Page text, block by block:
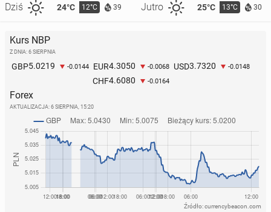
Dziś 24°C 12°C 39 Jutro 25°C 13°C 30
Kurs NBP
Z DNIA: 6 SIERPNIA
GBP5.0219 -0.0144 EUR4.3050 -0.0068 USD3.7320 -0.0148
CHF4.6080 -0.0164
Forex
AKTUALIZACJA: 6 SIERPNIA, 15:20
Źródło: currencybeacon.com